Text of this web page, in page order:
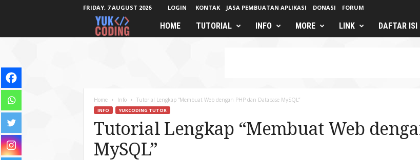
FRIDAY, 7 AUGUST 2026 LOGIN KONTAK JASA PEMBUATAN APLIKASI DONASI FORUM
o
HOME TUTORIAL INFO MORE LINK DAFTAR ISI
Home Info Tutorial Lengkap “Membuat Web dengan PHP dan Database MySQL”
INFO YUKCODING TUTOR
Tutorial Lengkap “Membuat Web
MySQL”